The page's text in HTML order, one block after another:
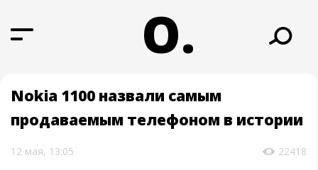
О.
Nokia 1100 назвали самым
продаваемым телефоном в истории
12 мая, 13:05 22418